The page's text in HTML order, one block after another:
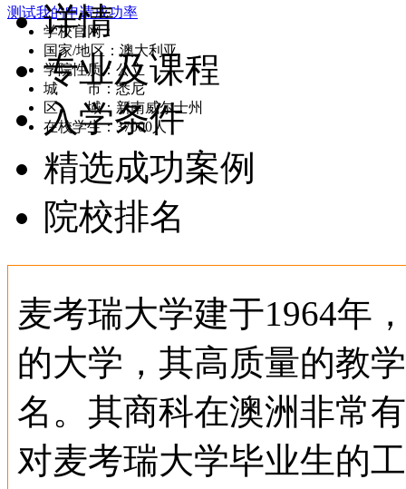
测试我的申请成功率
学校官网：
国家/地区：澳大利亚
学院性质：公立
城 市：悉尼
区 域：新南威尔士州
在校学生：37000人
详情
专业及课程
入学条件
精选成功案例
院校排名
麦考瑞大学建于1964年
的大学，其高质量的教
名。其商科在澳洲非常
对麦考瑞大学毕业生的